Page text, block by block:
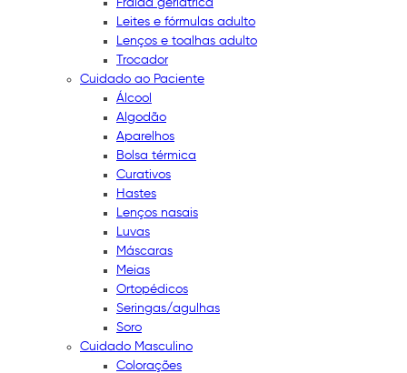
Fralda geriátrica
Leites e fórmulas adulto
Lenços e toalhas adulto
Trocador
Cuidado ao Paciente
Álcool
Algodão
Aparelhos
Bolsa térmica
Curativos
Hastes
Lenços nasais
Luvas
Máscaras
Meias
Ortopédicos
Seringas/agulhas
Soro
Cuidado Masculino
Colorações